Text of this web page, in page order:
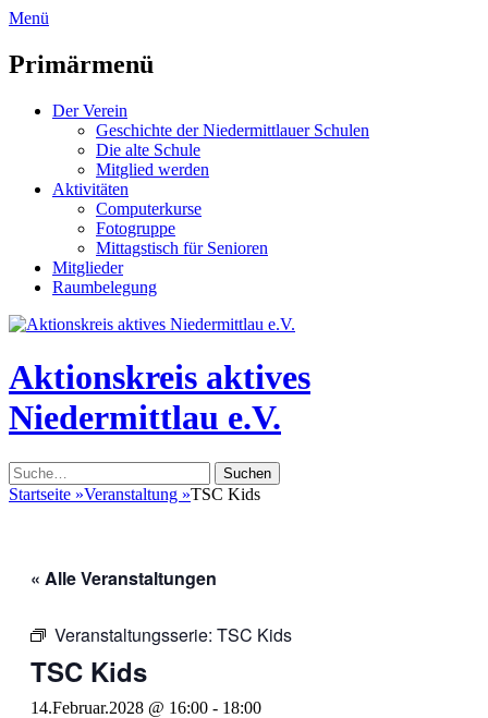
zum
überspringen
Menü
Primärmenü
Der Verein
Geschichte der Niedermittlauer Schulen
Die alte Schule
Mitglied werden
Aktivitäten
Computerkurse
Fotogruppe
Mittagstisch für Senioren
Mitglieder
Raumbelegung
Header
Aktionskreis aktives
Niedermittlau e.V.
Suche
nach:
Startseite »Veranstaltung »TSC Kids
« Alle Veranstaltungen
Veranstaltungsserie: TSC Kids
TSC Kids
14.Februar.2028 @ 16:00 - 18:00